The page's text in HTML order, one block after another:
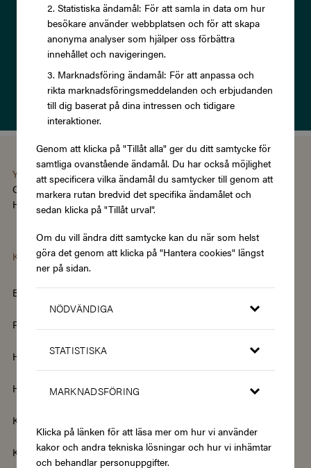
Statistiska ändamål: För att samla in data om hur
besökare använder webbplatsen och för att skapa
anonyma analyser som hjälper oss förbättra
innehållet och navigeringen.
Marknadsföring ändamål: För att anpassa och
rikta marknadsföringsmeddelanden och erbjudanden
till dig baserat på dina intressen och tidigare
interaktioner.
Genom att klicka på "Tillåt alla" ger du ditt samtycke för
samtliga ovanstående ändamål. Du har också möjlighet
att specificera vilka ändamål du samtycker till genom att
markera rutan bredvid det specifika ändamålet och
sedan klicka på "Tillåt urval".
Om du vill ändra ditt samtycke kan du när som helst
göra det genom att klicka på "Hantera cookies" längst
ner på sidan.
NÖDVÄNDIGA
STATISTISKA
MARKNADSFÖRING
Klicka på länken för att läsa mer om hur vi använder
kakor och andra tekniska lösningar och hur vi inhämtar
och behandlar personuppgifter.
Prenumerera
Läs om vårIntegritetspolicy
You're using the Swedish version of Zupergift
Change language/region
Hantera cookies
Köpvillkor |
Kategorier
Barn & Baby Böcker & Magasin
Fordon & Transport
Hem & Trädgård
Hotell & Resor Hållbarhet & Second Hand
Kläder & Accessoarer
Kurser Mat & Dryck